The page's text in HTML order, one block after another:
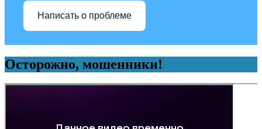
Написать о проблеме
Осторожно, мошенники!